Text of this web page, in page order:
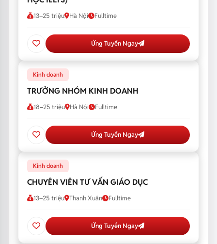
13–25 triệu Hà Nội Fulltime
Ứng Tuyển Ngay
Kinh doanh
TRƯỞNG NHÓM KINH DOANH
18–25 triệu Hà Nội Fulltime
Ứng Tuyển Ngay
Kinh doanh
CHUYÊN VIÊN TƯ VẤN GIÁO DỤC
13–25 triệu Thanh Xuân Fulltime
Ứng Tuyển Ngay